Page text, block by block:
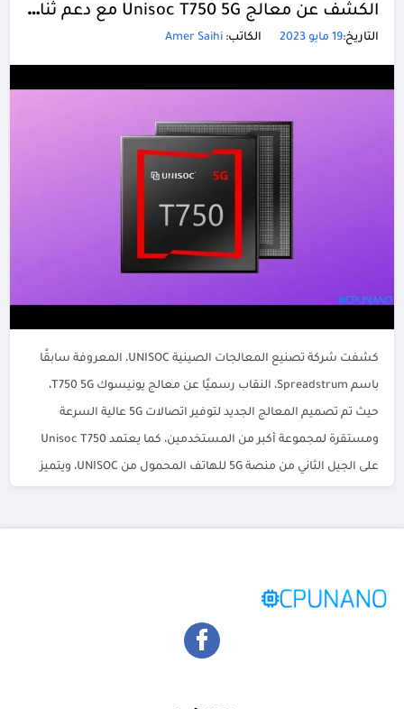
الكشف عن معالج Unisoc T750 5G مع دعم ثنائي النطاق لشبكات الجيل الخامس
التاريخ:19 مايو 2023 الكاتب: Amer Saihi
كشفت شركة تصنيع المعالجات الصينية UNISOC، المعروفة سابقًا
باسم Spreadstrum، النقاب رسميًا عن معالج يونيسوك T750 5G،
حيث تم تصميم المعالج الجديد لتوفير اتصالات 5G عالية السرعة
ومستقرة لمجموعة أكبر من المستخدمين، كما يعتمد Unisoc T750
على الجيل الثاني من منصة 5G للهاتف المحمول من UNISOC، ويتميز